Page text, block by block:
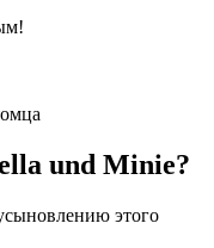
und Minie?
этого